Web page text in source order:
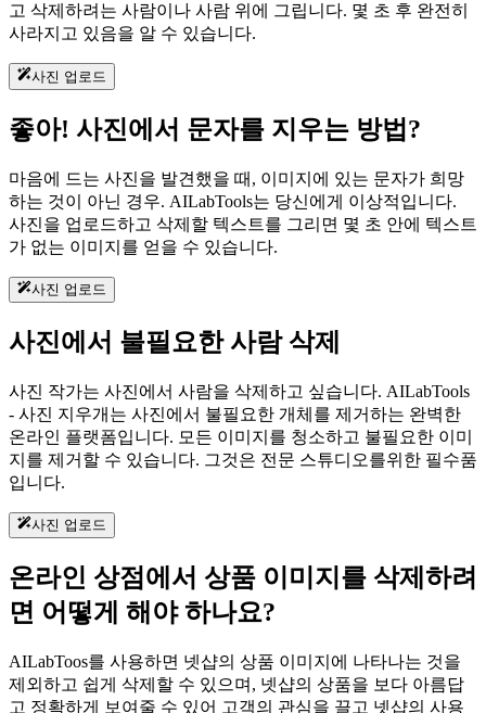
고 삭제하려는 사람이나 사람 위에 그립니다. 몇 초 후 완전히
사라지고 있음을 알 수 있습니다.
사진 업로드
좋아! 사진에서 문자를 지우는 방법?
마음에 드는 사진을 발견했을 때, 이미지에 있는 문자가 희망
하는 것이 아닌 경우. AILabTools는 당신에게 이상적입니다.
사진을 업로드하고 삭제할 텍스트를 그리면 몇 초 안에 텍스트
가 없는 이미지를 얻을 수 있습니다.
사진 업로드
사진에서 불필요한 사람 삭제
사진 작가는 사진에서 사람을 삭제하고 싶습니다. AILabTools
- 사진 지우개는 사진에서 불필요한 개체를 제거하는 완벽한
온라인 플랫폼입니다. 모든 이미지를 청소하고 불필요한 이미
지를 제거할 수 있습니다. 그것은 전문 스튜디오를위한 필수품
입니다.
사진 업로드
온라인 상점에서 상품 이미지를 삭제하려
면 어떻게 해야 하나요?
AILabToos를 사용하면 넷샵의 상품 이미지에 나타나는 것을
제외하고 쉽게 삭제할 수 있으며, 넷샵의 상품을 보다 아름답
고 정확하게 보여줄 수 있어 고객의 관심을 끌고 넷샵의 사용